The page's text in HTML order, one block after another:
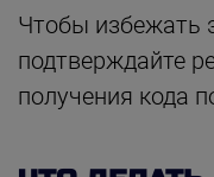
Чтобы избежать
подтверждайте
получения кода